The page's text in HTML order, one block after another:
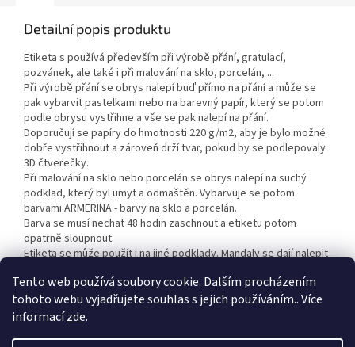
Tento web používá soubory cookie. Dalším procházením
tohoto webu vyjadřujete souhlas s jejich používáním.. Více
informacízde.
Detailní popis produktu
Etiketa s používá především při výrobě přání, gratulací,
pozvánek, ale také i při malování na sklo, porcelán, ...
Při výrobě přání se obrys nalepí buď přímo na přání a může se
pak vybarvit pastelkami nebo na barevný papír, který se potom
podle obrysu vystřihne a vše se pak nalepí na přání.
Doporučují se papíry do hmotnosti 220 g/m2, aby je bylo možné
dobře vystřihnout a zároveň drží tvar, pokud by se podlepovaly
3D čtverečky.
Při malování na sklo nebo porcelán se obrys nalepí na suchý
podklad, který byl umyt a odmaštěn. Vybarvuje se potom
barvami ARMERINA - barvy na sklo a porcelán.
Barva se musí nechat 48 hodin zaschnout a etiketu potom
opatrně sloupnout.
Etiketa se může použít i na jiné podklady. Mandaly se dají nalepit